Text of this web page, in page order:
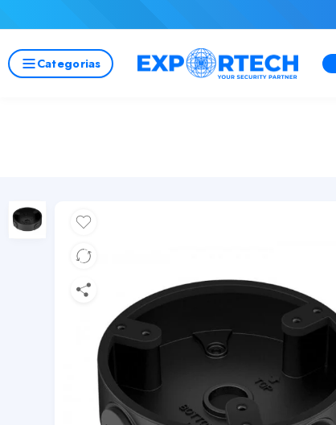
Categorias